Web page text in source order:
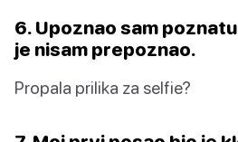
6. Upoznao sam
je nisam prepoznao.
Propala prilika za selfie?